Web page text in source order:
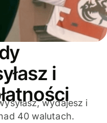
i
wydajesz i
40 walutach.